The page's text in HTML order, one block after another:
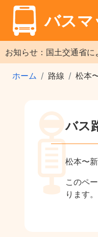
バスマ
お知らせ：国土交通省
ホーム 路線 松本
バス
松本〜
このペ
ります。